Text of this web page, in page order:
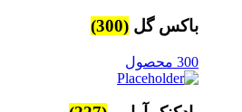
باکس گل (300)
300 محصول